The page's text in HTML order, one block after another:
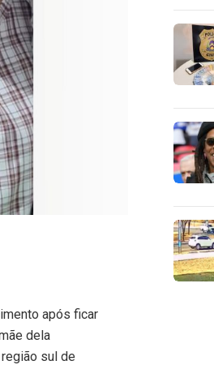
após ficar
dela
sul de